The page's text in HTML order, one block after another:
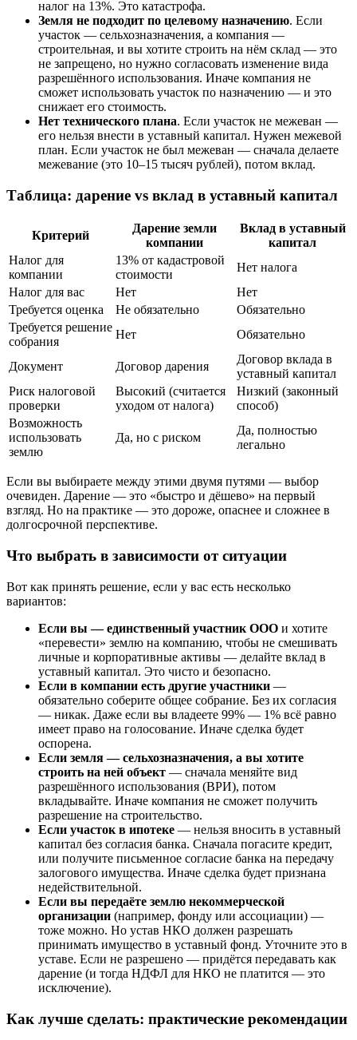
налог на 13%. Это катастрофа.
Земля не подходит по целевому назначению. Если
участок — сельхозназначения, а компания —
строительная, и вы хотите строить на нём склад — это
не запрещено, но нужно согласовать изменение вида
разрешённого использования. Иначе компания не
сможет использовать участок по назначению — и это
снижает его стоимость.
Нет технического плана. Если участок не межеван —
его нельзя внести в уставный капитал. Нужен межевой
план. Если участок не был межеван — сначала делаете
межевание (это 10–15 тысяч рублей), потом вклад.
Таблица: дарение vs вклад в уставный капитал
Критерий
Дарение земли
компании
Вклад в уставный
капитал
Налог для
компании
13% от кадастровой
стоимости
Нет налога
Налог для вас
Нет
Нет
Требуется оценка
Не обязательно
Обязательно
Требуется решение
собрания
Нет Обязательно
Документ Договор дарения
Договор вклада в
уставный капитал
Риск налоговой
проверки
Высокий (считается
уходом от налога)
Низкий (законный
способ)
Возможность
использовать
землю
Да, но с риском
Да, полностью
легально
Если вы выбираете между этими двумя путями — выбор
очевиден. Дарение — это «быстро и дёшево» на первый
взгляд. Но на практике — это дороже, опаснее и сложнее в
долгосрочной перспективе.
Что выбрать в зависимости от ситуации
Вот как принять решение, если у вас есть несколько
вариантов:
Если вы — единственный участник ООО и хотите
«перевести» землю на компанию, чтобы не смешивать
личные и корпоративные активы — делайте вклад в
уставный капитал. Это чисто и безопасно.
Если в компании есть другие участники —
обязательно соберите общее собрание. Без их согласия
— никак. Даже если вы владеете 99% — 1% всё равно
имеет право на голосование. Иначе сделка будет
оспорена.
Если земля — сельхозназначения, а вы хотите
строить на ней объект — сначала меняйте вид
разрешённого использования (ВРИ), потом
вкладывайте. Иначе компания не сможет получить
разрешение на строительство.
Если участок в ипотеке — нельзя вносить в уставный
капитал без согласия банка. Сначала погасите кредит,
или получите письменное согласие банка на передачу
залогового имущества. Иначе сделка будет признана
недействительной.
Если вы передаёте землю некоммерческой
организации (например, фонду или ассоциации) —
тоже можно. Но устав НКО должен разрешать
принимать имущество в уставный фонд. Уточните это в
уставе. Если не разрешено — придётся передавать как
дарение (и тогда НДФЛ для НКО не платится — это
исключение).
Как лучше сделать: практические рекомендации